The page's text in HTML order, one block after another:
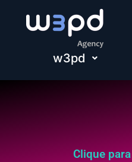
w3pd
Clique